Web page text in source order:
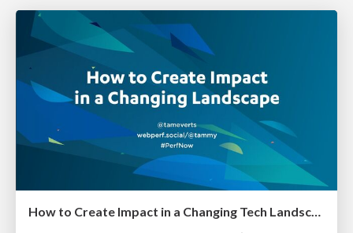
How to Create Impact in a Changing Tech Landscape [PerfNow 2023]